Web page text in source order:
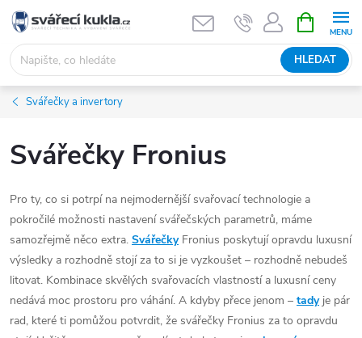
Přejít na obsah
HLEDAT
Svářečky a invertory
Svářečky Fronius
Pro ty, co si potrpí na nejmodernější svařovací technologie a
pokročilé možnosti nastavení svářečských parametrů, máme
samozřejmě něco extra. SvářečkyFronius poskytují opravdu luxusní
výsledky a rozhodně stojí za to si je vyzkoušet – rozhodně nebudeš
litovat. Kombinace skvělých svařovacích vlastností a luxusní ceny
nedává moc prostoru pro váhání. A kdyby přece jenom – tadyje pár
rad, které ti pomůžou potvrdit, že svářečky Fronius za to opravdu